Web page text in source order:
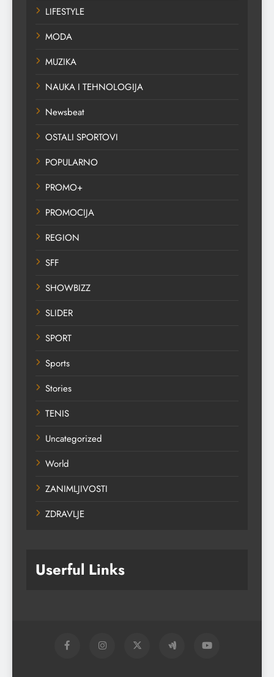
LIFESTYLE
MODA
MUZIKA
NAUKA I TEHNOLOGIJA
Newsbeat
OSTALI SPORTOVI
POPULARNO
PROMO+
PROMOCIJA
REGION
SFF
SHOWBIZZ
SLIDER
SPORT
Sports
Stories
TENIS
Uncategorized
World
ZANIMLJIVOSTI
ZDRAVLJE
Userful Links